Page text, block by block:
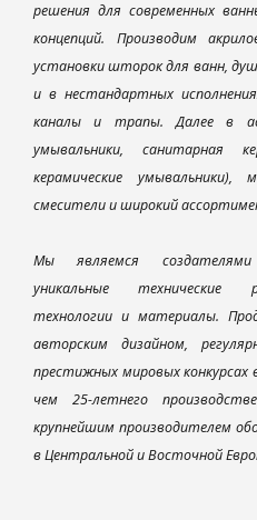
решения для современных
концепций. Производим
установки шторок для ванн,
и в нестандартных
каналы и трапы. Далее в
умывальники, санитарная
керамические
смесители и широкий
Мы являемся
уникальные технические
технологии и материалы.
авторским дизайном,
престижных мировых конкурсах
чем 25-летнего
крупнейшим производителем
в Центральной и Восточной